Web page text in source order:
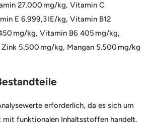
27.000 mg/kg, Vitamin C
E 6.999,3 IE/kg, Vitamin B12
mg/kg, Vitamin B6 405 mg/kg,
5.500 mg/kg, Mangan 5.500 mg/kg
erforderlich, da es sich um
mit funktionalen Inhaltsstoffen handelt.